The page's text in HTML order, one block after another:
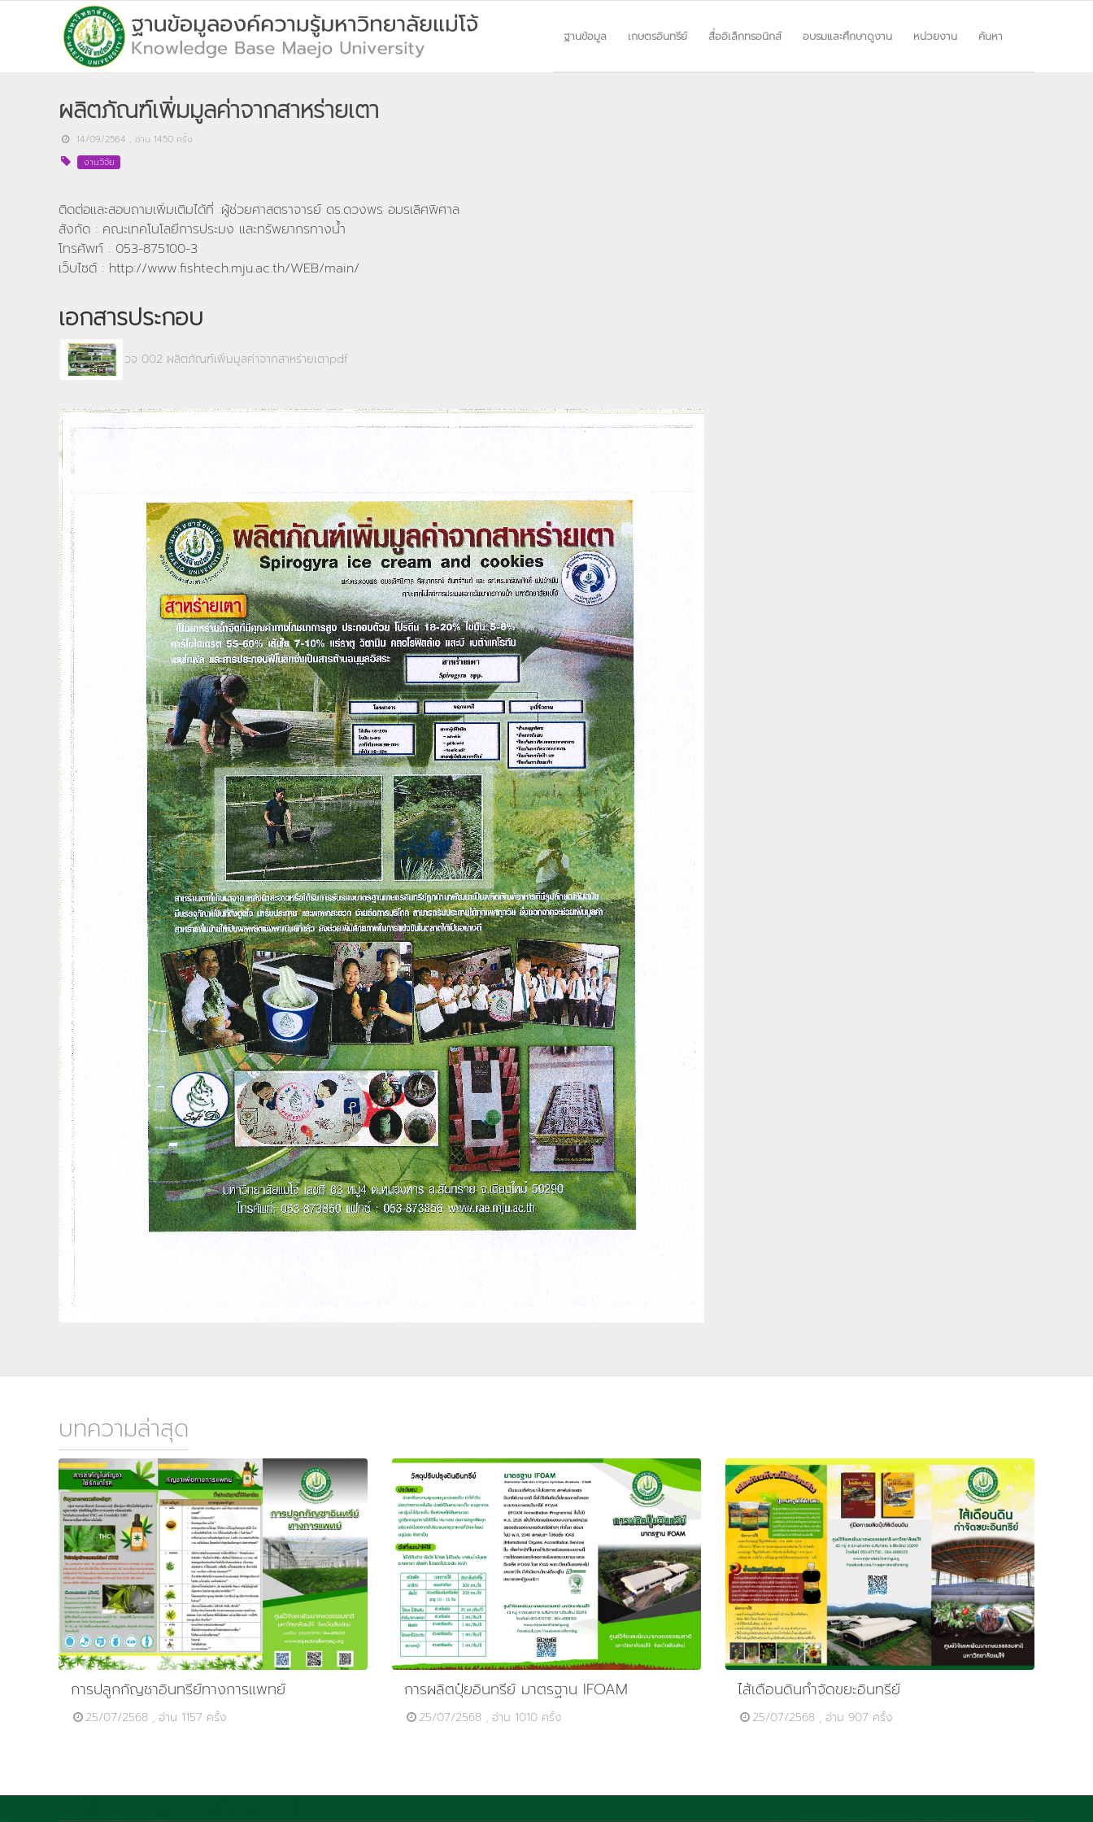
ฐานข้อมูล เกษตรอินทรีย์ สื่ออิเล็กทรอนิกส์ อบรมและศึกษาดูงาน หน่วยงาน ค้นหา
ผลิตภัณฑ์เพิ่มมูลค่าจากสาหร่ายเตา
14/09/2564 , อ่าน 1450 ครั้ง
งานวิจัย
ติดต่อและสอบถามเพิ่มเติมได้ที่ :ผู้ช่วยศาสตราจารย์ ดร.ดวงพร อมรเลิศพิศาล
สังกัด : คณะเทคโนโลยีการประมง และทรัพยากรทางน้ำ
โทรศัพท์ : 053-875100-3
เว็บไซต์ : http://www.fishtech.mju.ac.th/WEB/main/
เอกสารประกอบ
วจ 002 ผลิตภัณฑ์เพิ่มมูลค่าจากสาหร่ายเตาpdf
บทความล่าสุด
การปลูกกัญชาอินทรีย์ทางการแพทย์
25/07/2568 , อ่าน 1157 ครั้ง
การผลิตปุ๋ยอินทรีย์ มาตรฐาน IFOAM
25/07/2568 , อ่าน 1010 ครั้ง
ไส้เดือนดินกำจัดขยะอินทรีย์
25/07/2568 , อ่าน 907 ครั้ง